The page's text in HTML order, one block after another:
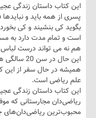
داستان زندگی عجیب و
همه باید و نبایدها فراری
کی بنشیند و کی بخورد و کی
مدت دارد به مساله های
تواند درست لباس بپوشد و نه
این حال در سن 20 سالگی
در حال سفر از این کشور به آن
است.
داستان زندگی عجیب و
مجارستانی که موفق شد راه
ریاضی‌دان‌های جهان شود.